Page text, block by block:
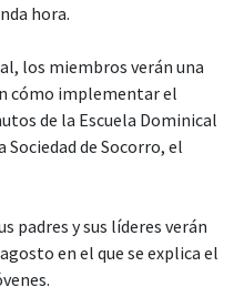
hora.
los miembros verán una
cómo implementar el
de la Escuela Dominical
Sociedad de Socorro, el
padres y sus líderes verán
en el que se explica el